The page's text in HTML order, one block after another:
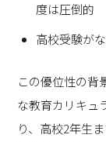
度は圧倒的
高校受験が
この優位性の背
な教育カリキュ
り、高校2年生